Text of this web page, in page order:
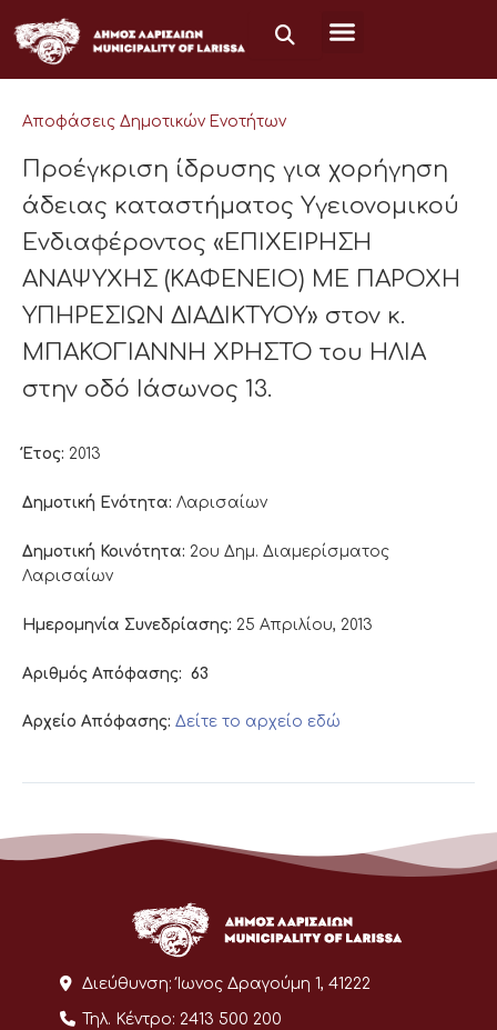
στο
περιεχόμενο
Αποφάσεις Δημοτικών Ενοτήτων
Προέγκριση ίδρυσης για χορήγηση
άδειας καταστήματος Υγειονομικού
Ενδιαφέροντος «ΕΠΙΧΕΙΡΗΣΗ
ΑΝΑΨΥΧΗΣ (ΚΑΦΕΝΕΙΟ) ΜΕ ΠΑΡΟΧΗ
ΥΠΗΡΕΣΙΩΝ ΔΙΑΔΙΚΤΥΟΥ» στον κ.
ΜΠΑΚΟΓΙΑΝΝΗ ΧΡΗΣΤΟ του ΗΛΙΑ
στην οδό Ιάσωνος 13.
Έτος: 2013
Δημοτική Ενότητα: Λαρισαίων
Δημοτική Κοινότητα: 2ου Δημ. Διαμερίσματος
Λαρισαίων
Ημερομηνία Συνεδρίασης: 25 Απριλίου, 2013
Αριθμός Απόφασης: 63
Αρχείο Απόφασης: Δείτε το αρχείο εδώ
Διεύθυνση: Ίωνος Δραγούμη 1, 41222
Τηλ. Κέντρο: 2413 500 200